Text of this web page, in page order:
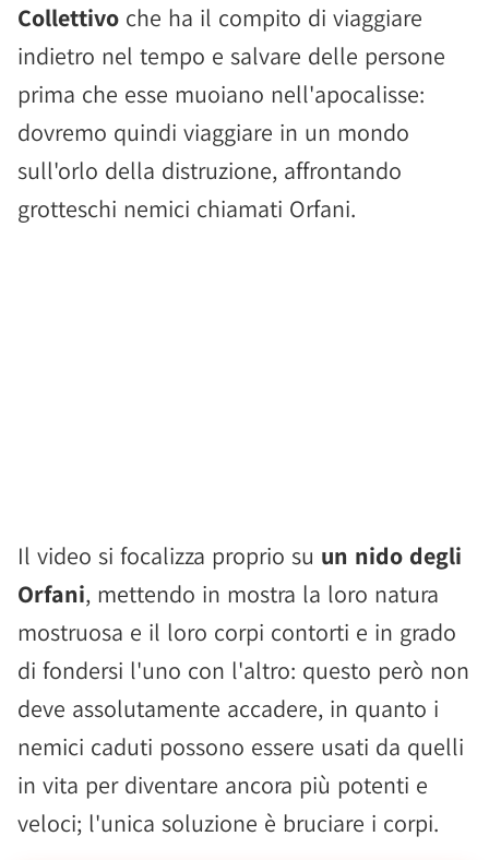
Collettivo che ha il compito di viaggiare
indietro nel tempo e salvare delle persone
prima che esse muoiano nell'apocalisse:
dovremo quindi viaggiare in un mondo
sull'orlo della distruzione, affrontando
grotteschi nemici chiamati Orfani.
Il video si focalizza proprio su un nido degli
Orfani, mettendo in mostra la loro natura
mostruosa e il loro corpi contorti e in grado
di fondersi l'uno con l'altro: questo però non
deve assolutamente accadere, in quanto i
nemici caduti possono essere usati da quelli
in vita per diventare ancora più potenti e
veloci; l'unica soluzione è bruciare i corpi.